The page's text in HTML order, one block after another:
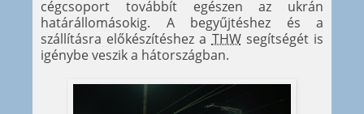
cégcsoport továbbít egészen az ukrán
határállomásokig. A begyűjtéshez és a
szállításra előkészítéshez a THWsegítségét is
igénybe veszik a hátországban.